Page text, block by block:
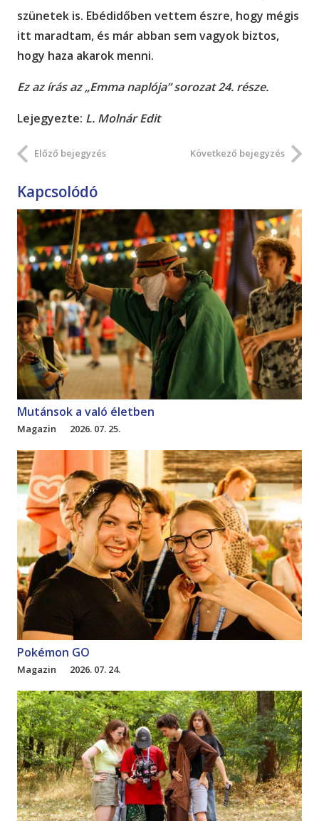
szünetek is. Ebédidőben vettem észre, hogy mégis
itt maradtam, és már abban sem vagyok biztos,
hogy haza akarok menni.
Ez az írás az „Emma naplója” sorozat 24. része.
Lejegyezte: L. Molnár Edit
Előző bejegyzés Következő bejegyzés
Kapcsolódó
Mutánsok a való életben
Magazin 2026. 07. 25.
Pokémon GO
Magazin 2026. 07. 24.